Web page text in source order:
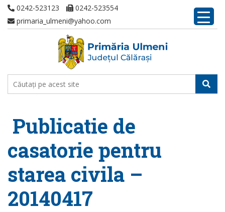
0242-523123
0242-523554
primaria_ulmeni@yahoo.com
Publicatie de
casatorie pentru
starea civila –
20140417